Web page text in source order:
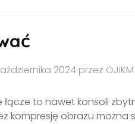
2024 przez OJiKM
to nawet konsoli
kompresję obrazu można